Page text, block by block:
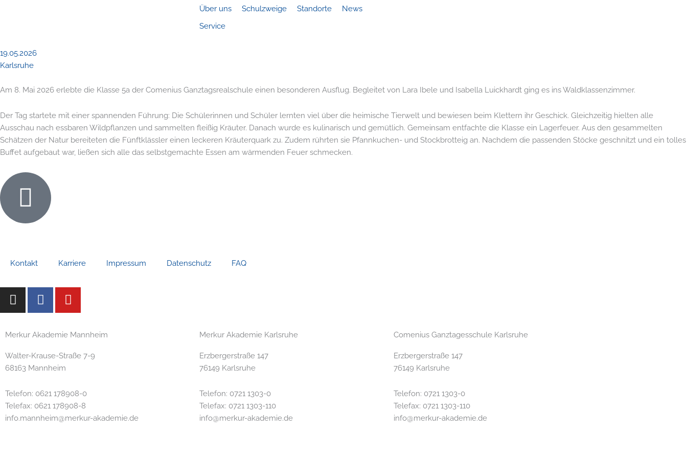
Über uns Schulzweige Standorte
News
Service
19.05.2026
Karlsruhe
Am 8. Mai 2026 erlebte die Klasse 5a der Comenius Ganztagsrealschule einen besonderen Ausflug. Begleitet von Lara Ibele und Isabella Luickhardt ging es ins Waldklassenzimmer.
Der Tag startete mit einer spannenden Führung: Die Schülerinnen und Schüler lernten viel über die heimische Tierwelt und bewiesen beim Klettern ihr Geschick. Gleichzeitig hielten alle
Ausschau nach essbaren Wildpflanzen und sammelten fleißig Kräuter. Danach wurde es kulinarisch und gemütlich. Gemeinsam entfachte die Klasse ein Lagerfeuer. Aus den gesammelten
Schätzen der Natur bereiteten die Fünftklässler einen leckeren Kräuterquark zu. Zudem rührten sie Pfannkuchen- und Stockbrotteig an. Nachdem die passenden Stöcke geschnitzt und ein tolles
Buffet aufgebaut war, ließen sich alle das selbstgemachte Essen am wärmenden Feuer schmecken.
Kontakt Karriere Impressum Datenschutz FAQ
I
n
t
g
r
m
F
a
e
o
o
Y
o
t
b
Merkur Akademie Mannheim
Walter-Krause-Straße 7-9
68163 Mannheim
Telefon: 0621 178908-0
Telefax: 0621 178908-8
info.mannheim@merkur-akademie.de
Merkur Akademie Karlsruhe
Erzbergerstraße 147
76149 Karlsruhe
Telefon: 0721 1303-0
Telefax: 0721 1303-110
info@merkur-akademie.de
Comenius Ganztagesschule Karlsruhe
Erzbergerstraße 147
76149 Karlsruhe
Telefon: 0721 1303-0
Telefax: 0721 1303-110
info@merkur-akademie.de